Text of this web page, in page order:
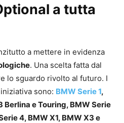
a tutta
a mettere in evidenza
. Una scelta fatta dal
lo sguardo rivolto al futuro. I
sono: BMW Serie 1,
Berlina e Touring, BMW Serie
4, BMW X1, BMW X3 e